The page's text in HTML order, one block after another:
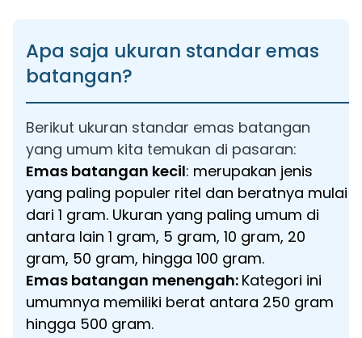
Apa saja ukuran standar emas
batangan?
Berikut ukuran standar emas batangan
yang umum kita temukan di pasaran:
Emas batangan kecil: merupakan jenis
yang paling populer ritel dan beratnya mulai
dari 1 gram. Ukuran yang paling umum di
antara lain 1 gram, 5 gram, 10 gram, 20
gram, 50 gram, hingga 100 gram.
Emas batangan menengah: Kategori ini
umumnya memiliki berat antara 250 gram
hingga 500 gram.